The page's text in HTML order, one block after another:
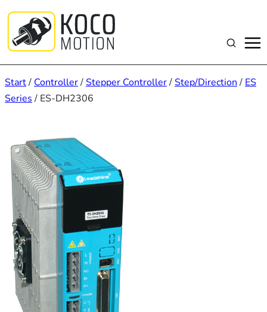
Inhalt
springen
Suchen
Start/ Controller/Stepper Controller/Step/Direction / ES
Series / ES-DH2306